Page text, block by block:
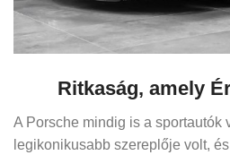
Ritkaság, amely
A Porsche mindig is a sportautók
legikonikusabb szereplője volt,